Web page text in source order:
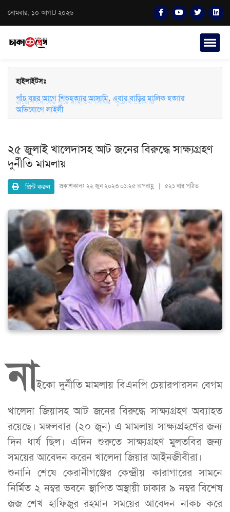
সোমবার, ১০ আগU ২০২৬
হাইলাইটসঃ
রাজেশ ঘোষের সুরে মাহতিম-সিঁথির ‘দুচোখ তোমার’
পাঁচ বছর আগে শিশুহত্যার আসামি, এবার বাড়ির মালিক হত্যার
অভিযোগে লাইলী
২৫ জুলাই খালেদাসহ আট জনের বিরুদ্ধে সাক্ষ্যগ্রহণ
দুর্নীতি মামলায়
প্রিন্ট করুন প্রকাশকালঃ ২২ জুন ২০২৩ ০১:২৫ অপরাহ্ণ | ৫২১ বার পঠিত
নাইকো দুর্নীতি মামলায় বিএনপি চেয়ারপারসন বেগম
খালেদা জিয়াসহ আট জনের বিরুদ্ধে সাক্ষ্যগ্রহণ অব্যাহত
রয়েছে। মঙ্গলবার (২০ জুন) এ মামলায় সাক্ষ্যগ্রহণের জন্য
দিন ধার্য ছিল। এদিন শুরুতে সাক্ষ্যগ্রহণ মুলতবির জন্য
সময়ের আবেদন করেন খালেদা জিয়ার আইনজীবীরা।
শুনানি শেষে কেরানীগঞ্জের কেন্দ্রীয় কারাগারের সামনে
নির্মিত ২ নম্বর ভবনে স্থাপিত অস্থায়ী ঢাকার ৯ নম্বর বিশেষ
জজ শেখ হাফিজুর রহমান সময়ের আবেদন নাকচ করে